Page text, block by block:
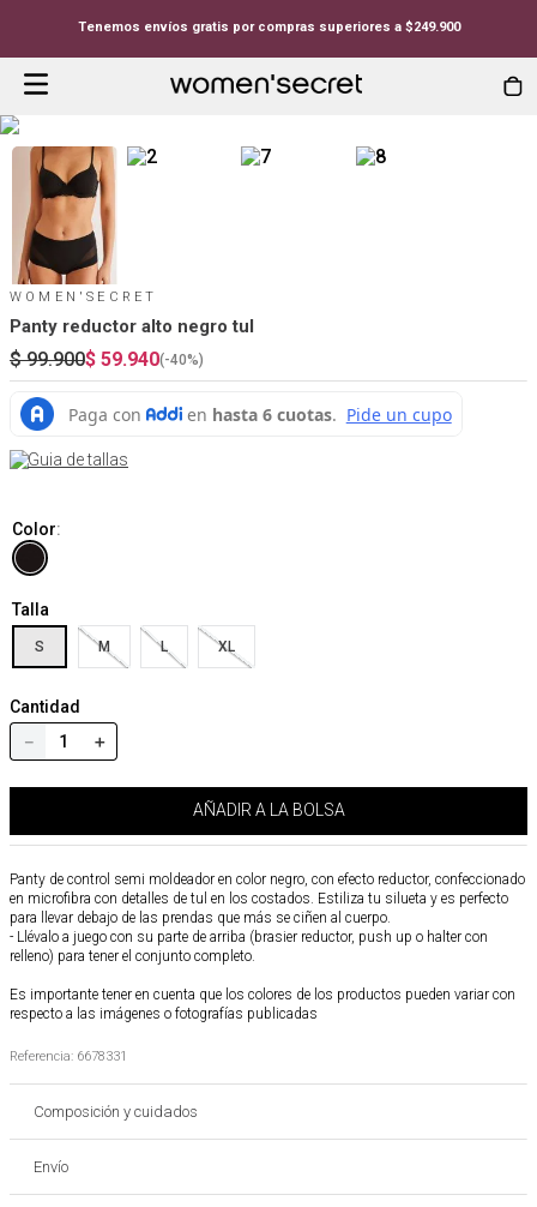
Tenemos envíos gratis por compras superiores a $249.900
WOMEN'SECRET
Panty reductor alto negro tul
$ 99.900$ 59.940(-40%)
Guia de tallas
Color:
Talla
S M L XL
Cantidad
＋
－
AÑADIR A LA BOLSA
Panty de control semi moldeador en color negro, con efecto reductor, confeccionado
en microfibra con detalles de tul en los costados. Estiliza tu silueta y es perfecto
para llevar debajo de las prendas que más se ciñen al cuerpo.
- Llévalo a juego con su parte de arriba (brasier reductor, push up o halter con
relleno) para tener el conjunto completo.
Es importante tener en cuenta que los colores de los productos pueden variar con
respecto a las imágenes o fotografías publicadas
Referencia: 6678331
Composición y cuidados
Envío